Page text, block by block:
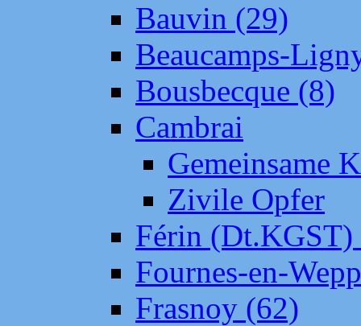
Bauvin (29)
Beaucamps-
Bousbecque (8)
Cambrai
Gemeinsame
Zivile Opfer
Férin (Dt.KGST)
Fournes-en-
Frasnoy (62)